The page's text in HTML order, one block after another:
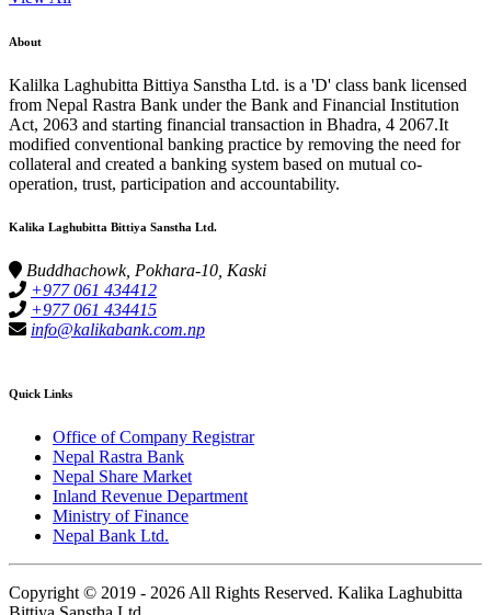
About
Kalilka Laghubitta Bittiya Sanstha Ltd. is a 'D' class bank licensed
from Nepal Rastra Bank under the Bank and Financial Institution
Act, 2063 and starting financial transaction in Bhadra, 4 2067.It
modified conventional banking practice by removing the need for
collateral and created a banking system based on mutual co-
operation, trust, participation and accountability.
Kalika Laghubitta Bittiya Sanstha Ltd.
Buddhachowk, Pokhara-10, Kaski
+977 061 434412
+977 061 434415
info@kalikabank.com.np
Quick Links
Office of Company Registrar
Nepal Rastra Bank
Nepal Share Market
Inland Revenue Department
Ministry of Finance
Nepal Bank Ltd.
Copyright © 2019 - 2026 All Rights Reserved. Kalika Laghubitta